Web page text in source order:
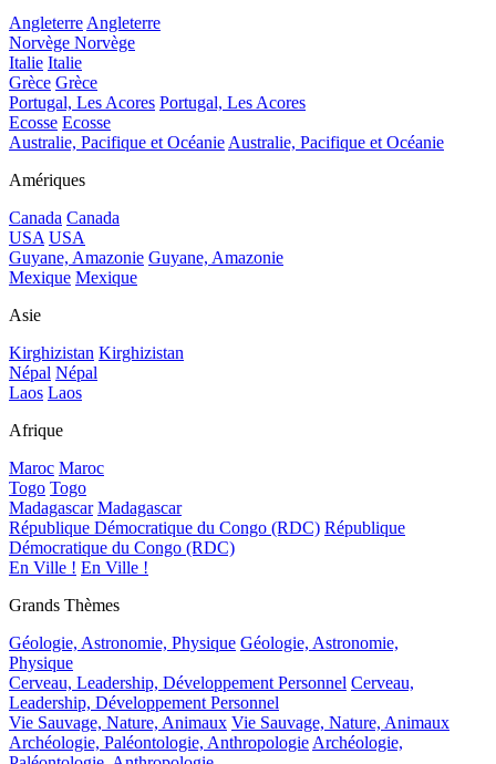
Angleterre Angleterre
Norvège Norvège
Italie Italie
Grèce Grèce
Portugal, Les Acores Portugal, Les Acores
Ecosse Ecosse
Australie, Pacifique et Océanie Australie, Pacifique et Océanie
Amériques
Canada Canada
USA USA
Guyane, Amazonie Guyane, Amazonie
Mexique Mexique
Asie
Kirghizistan Kirghizistan
Népal Népal
Laos Laos
Afrique
Maroc Maroc
Togo Togo
Madagascar Madagascar
République Démocratique du Congo (RDC) République
Démocratique du Congo (RDC)
En Ville ! En Ville !
Grands Thèmes
Géologie, Astronomie, Physique Géologie, Astronomie,
Physique
Cerveau, Leadership, Développement Personnel Cerveau,
Leadership, Développement Personnel
Vie Sauvage, Nature, Animaux Vie Sauvage, Nature, Animaux
Archéologie, Paléontologie, Anthropologie Archéologie,